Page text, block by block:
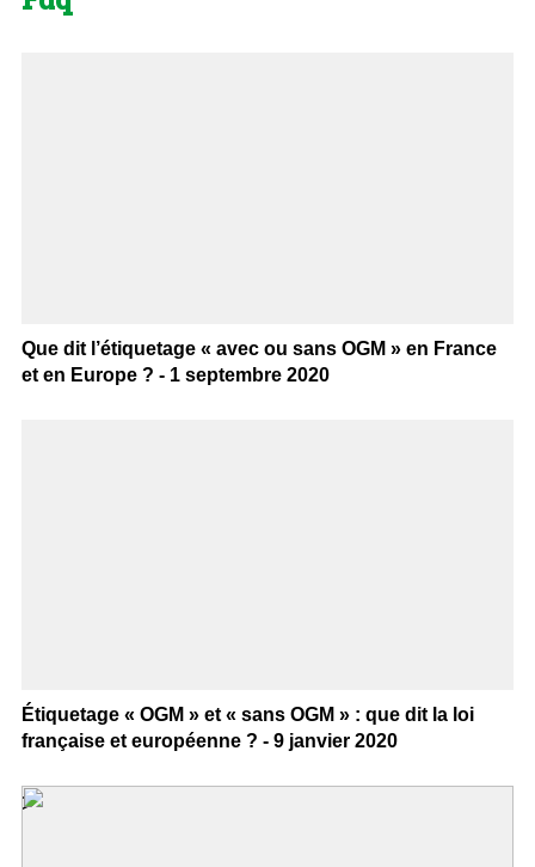
Que dit l’étiquetage « avec ou sans OGM » en France
et en Europe ? - 1 septembre 2020
Étiquetage « OGM » et « sans OGM » : que dit la loi
française et européenne ? - 9 janvier 2020
>